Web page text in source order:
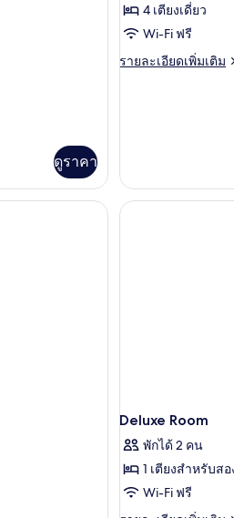
ดูราคา
ห้อง
ดี
ลัก
เชื่อม
4 เตียงเดี่ยว
Wi-Fi ฟรี
รายละเอียดเพิ่มเติม
ราย
ดี
ลัก
ซ์,
ดับพรีเมียม, มินิบาร์, ตู้นิรภัยในห้องพัก, โต๊ะทำ
Deluxe Room
พักได้ 2 คน
1 เตียงสำหรับส
Wi-Fi ฟรี